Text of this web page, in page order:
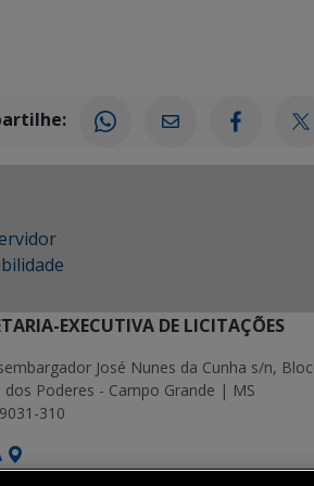
EXECUTIVA DE LICITAÇÕES
José Nunes da Cunha s/n,
dos Poderes - Campo Grande | MS
310